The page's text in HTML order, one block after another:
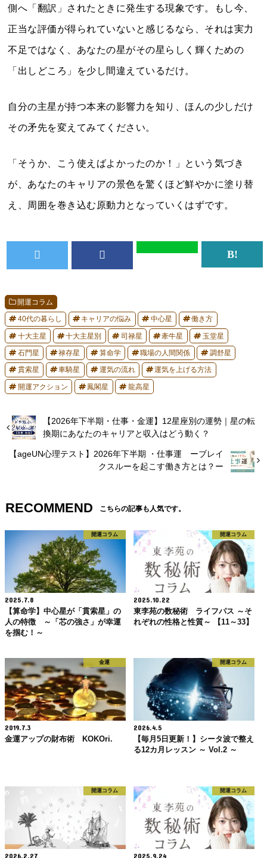
側へ「翻訳」されたときに発生する現象です。もし今、
正当な評価が得られていないと感じるなら、それは実力
不足ではなく、あなたの星がその星らしく輝くための
「出しどころ」を少し間違えているだけ。
自分の主星が持つ本来の影響力を知り、ほんの少しだけ
その矛先を変えてみてください。
「そうか、こう使えばよかったのか！」という気づき
が、あなたのキャリアの景色を驚くほど鮮やかに塗り替
え、周囲を巻き込む原動力となっていくはずです。
開運コラム
40代の暮らし キャリアの悩み 中心星 働き方
十大主星 十大主星別 司禄星 牽牛星 玉堂星
石門星 禄存星 算命学 職場の人間関係 調舒星
貫索星 車騎星 運気の流れ 運気を上げる方法
開運アクション 鳳閣星 龍高星
【2026年下半期・仕事・金運】12星座別の運勢｜星の転
換期にあなたのキャリアと収入はどう動く？
【ageUN心理テスト】2026年下半期 ・仕事運 ーブレイ
クスルーを起こす働き方とは？ー
RECOMMEND こちらの記事も人気です。
開運コラム
2025.7.8
【算命学】中心星が「貫索星」の
人の特徴 ～「芯の強さ」が幸運
を掴む！～
開運コラム
2025.10.22
東李苑の数秘術 ライフパス ～そ
れぞれの性格と性質～ 【11～33】
金運
2019.7.3
金運アップの財布術 KOKOri.
開運コラム
2026.4.5
【毎月5日更新！】シータ波で整え
る12カ月レッスン ～ Vol.2 ～
開運コラム
2026.2.27
開運コラム
2025.9.24